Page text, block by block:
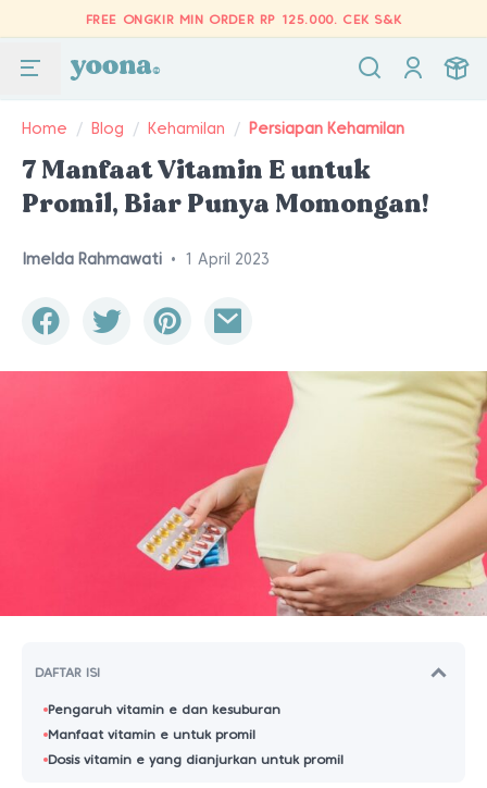
FREE ONGKIR MIN ORDER RP 125.000. CEK S&K
Home / Blog / Kehamilan / Persiapan Kehamilan
7 Manfaat Vitamin E untuk
Promil, Biar Punya Momongan!
Imelda Rahmawati • 1 April 2023
DAFTAR ISI
Pengaruh vitamin e dan kesuburan
Manfaat vitamin e untuk promil
Dosis vitamin e yang dianjurkan untuk promil